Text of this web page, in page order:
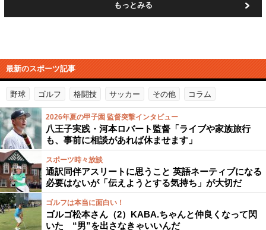
もっとみる
最新のスポーツ記事
野球 ゴルフ 格闘技 サッカー その他 コラム
2026年夏の甲子園 監督突撃インタビュー
八王子実践・河本ロバート監督「ライブや家族旅行
も、事前に相談があれば休ませます」
スポーツ時々放談
通訳同伴アスリートに思うこと 英語ネーティブになる
必要はないが「伝えようとする気持ち」が大切だ
ゴルフは本当に面白い！
ゴルゴ松本さん（2）KABA.ちゃんと仲良くなって閃
いた “男”を出さなきゃいいんだ